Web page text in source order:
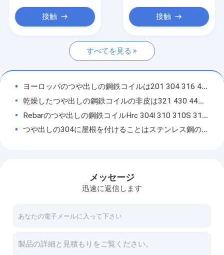
合金鋼シート
磨かれたステンレス鋼のストリップ
継ぎ目が無い金属の管
明るいアニールされた管
ステンレス鋼 シート
接触 接触
すべてを見る
ヨーロッパのつや出しの鋼鉄コイルは201 304 316 430 Ss304コイルに電流を通した
乾燥したつや出しの鋼鉄コイルの非皮は321 430 440 202 Ss 316のコイルを渡した
Rebarのつや出しの鋼鉄コイルHrc 304l 310 310S 316l 2205 2507 904l 430 Ss 202のコイル
つや出しの304に屋根を付けることはステンレス鋼のコイルのストリップ201 316l 202 Ss 304のコイルを冷間圧延した
ヨーロッパ人はSae 1006のつや出しコイルSs 304のステンレス鋼のコイル ロール430に電流を通した
ステンレス製のつや出しの鋼鉄コイルは410 430 5mm AISI JIS 304を8mm Inox等級別にする
主な最近作り出されたつや出しの鋼鉄は316 430ステンレス鋼の冷却コイルを巻く
410 316 304ステンレス鋼 スリット コイルつや出しの主な2B No.4の終了するタイルのストリップ
メッセージ
迅速に返信します